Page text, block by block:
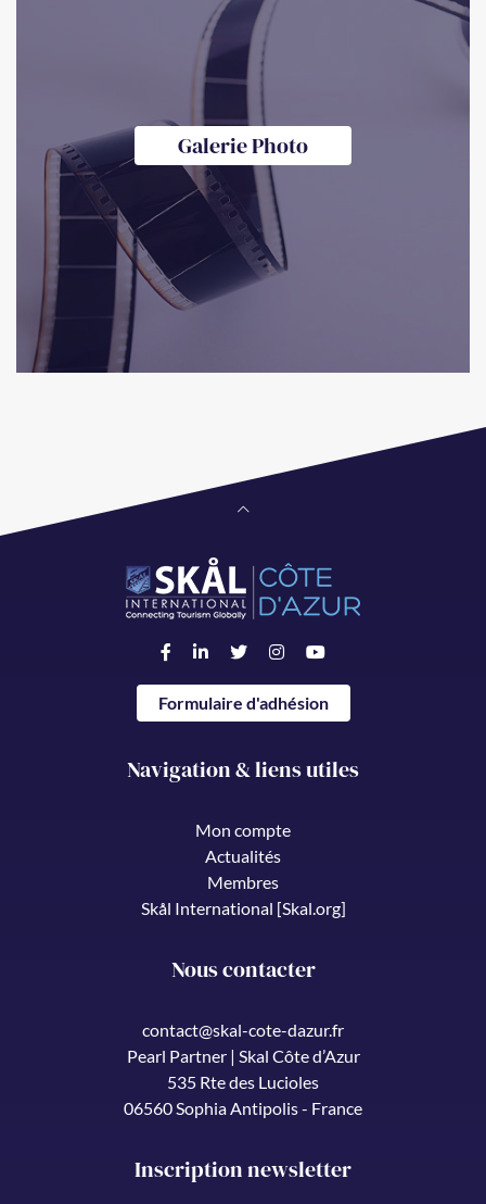
Galerie Photo
Formulaire d'adhésion
Navigation & liens utiles
Mon compte
Actualités
Membres
Skål International [Skal.org]
Nous contacter
contact@skal-cote-dazur.fr
Pearl Partner | Skal Côte d’Azur
535 Rte des Lucioles
06560 Sophia Antipolis - France
Inscription newsletter